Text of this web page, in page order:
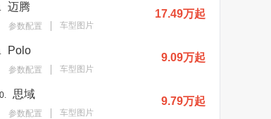
迈腾
参数配置 车型图片
17.49万起
Polo
参数配置 车型图片
9.09万起
思域
参数配置 车型图片
9.79万起